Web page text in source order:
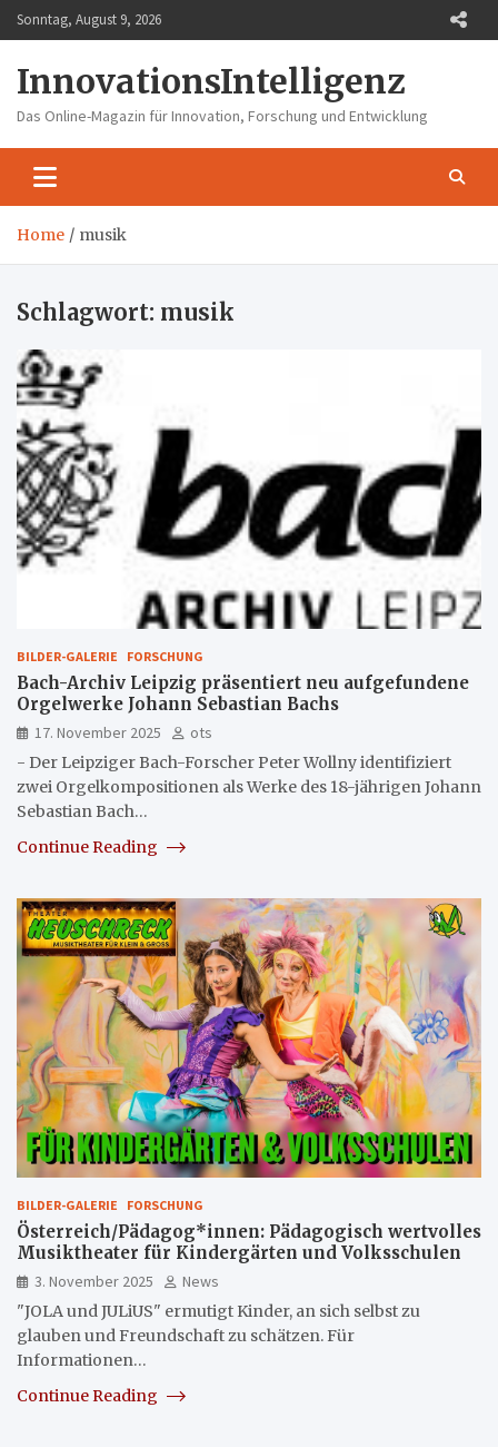
Skip
to
Sonntag, August 9, 2026
InnovationsIntelligenz
Das Online-Magazin für Innovation, Forschung und Entwicklung
Home musik
Schlagwort: musik
BILDER-GALERIE FORSCHUNG
Bach-Archiv Leipzig präsentiert neu aufgefundene
Orgelwerke Johann Sebastian Bachs
17. November 2025
ots
- Der Leipziger Bach-Forscher Peter Wollny identifiziert
zwei Orgelkompositionen als Werke des 18-jährigen Johann
Sebastian Bach…
Continue Reading
BILDER-GALERIE FORSCHUNG
Österreich/Pädagog*innen: Pädagogisch wertvolles
Musiktheater für Kindergärten und Volksschulen
3. November 2025
News
"JOLA und JULiUS" ermutigt Kinder, an sich selbst zu
glauben und Freundschaft zu schätzen. Für
Informationen…
Continue Reading